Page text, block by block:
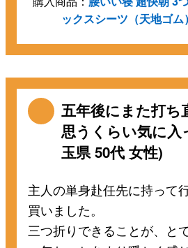
ックスシーツ（天地ゴム
五年後にまた打ち
思うくらい気に入
玉県 50代 女性)
主人の単身赴任先に持って
買いました。
三つ折りできることが、と